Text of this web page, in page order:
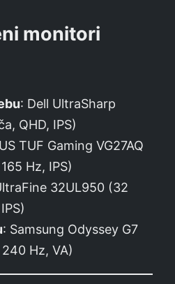
monitori
: Dell UltraSharp
QHD, IPS)
TUF Gaming VG27AQ
Hz, IPS)
32UL950 (32
: Samsung Odyssey G7
Hz, VA)